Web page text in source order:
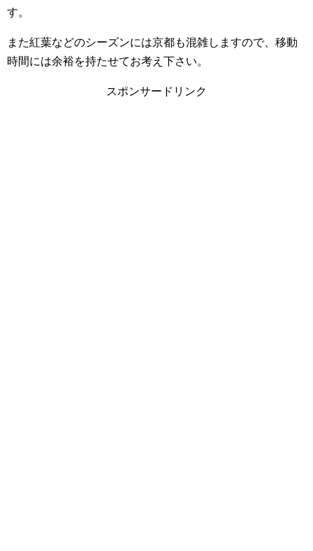
す。
また紅葉などのシーズンには京都も混雑しますので、移動
時間には余裕を持たせてお考え下さい。
スポンサードリンク